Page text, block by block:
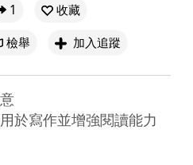
1
收藏
檢舉 加入追蹤
於寫作並增強閱讀能力